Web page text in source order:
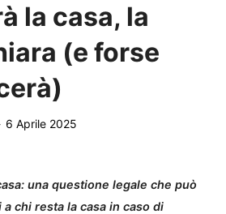
la casa, la
(e forse
6 Aprile 2025
una questione legale che può
chi resta la casa in caso di